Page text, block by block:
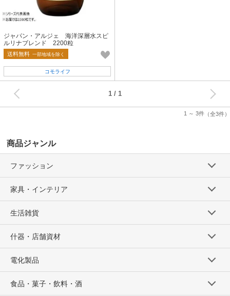
ジャパン・アルジェ 海洋深層水スピ
ルリナブレンド 2200粒
送料無料 一部地域を除く
コモライフ
1 ～ 3件 （全3件）
1
商品ジャンル
ファッション
家具・インテリア
生活雑貨
什器・店舗資材
電化製品
食品・菓子・飲料・酒